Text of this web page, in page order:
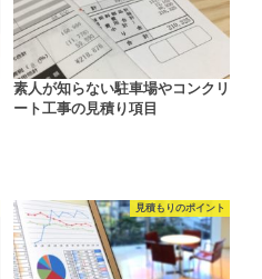
素人が知らない駐車場やコンクリ
ート工事の見積り項目
見積もりのポイント